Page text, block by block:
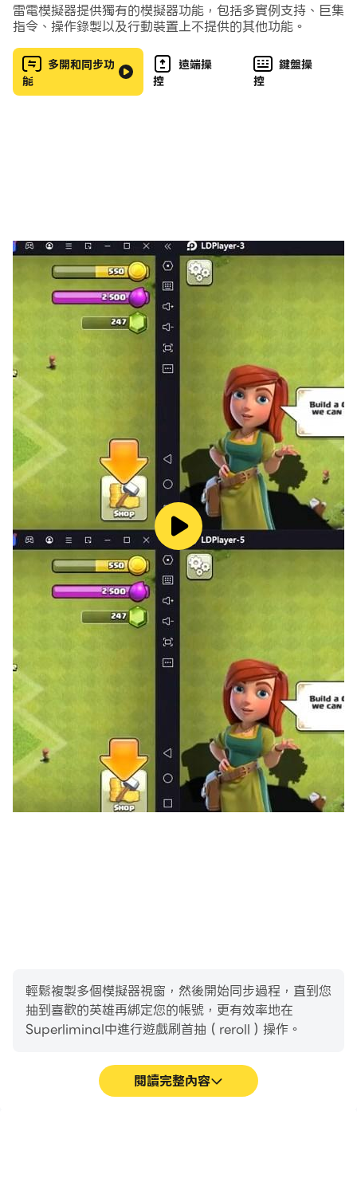
雷電模擬器提供獨有的模擬器功能，包括多實例支持、巨集
指令、操作錄製以及行動裝置上不提供的其他功能。
多開和同步功
能
遠端操
控
鍵盤操
控
輕鬆複製多個模擬器視窗，然後開始同步過程，直到您
抽到喜歡的英雄再綁定您的帳號，更有效率地在
Superliminal中進行遊戲刷首抽（reroll）操作。
閱讀完整內容